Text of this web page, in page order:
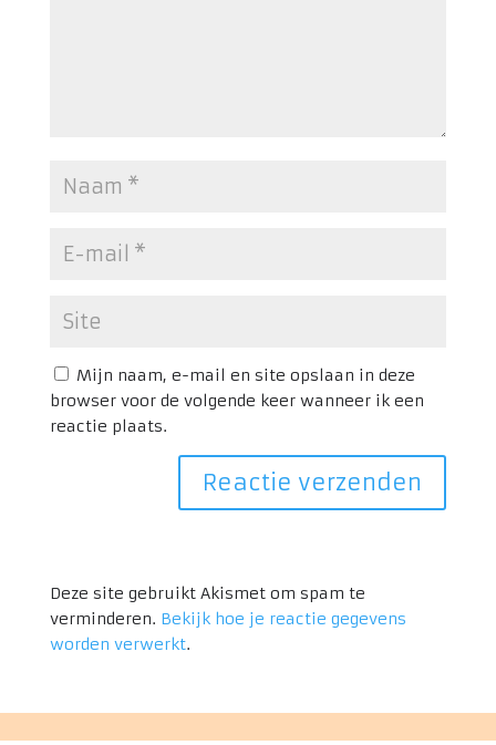
Mijn naam, e-mail en site opslaan in deze
browser voor de volgende keer wanneer ik een
reactie plaats.
Deze site gebruikt Akismet om spam te
verminderen. Bekijk hoe je reactie gegevens
worden verwerkt.